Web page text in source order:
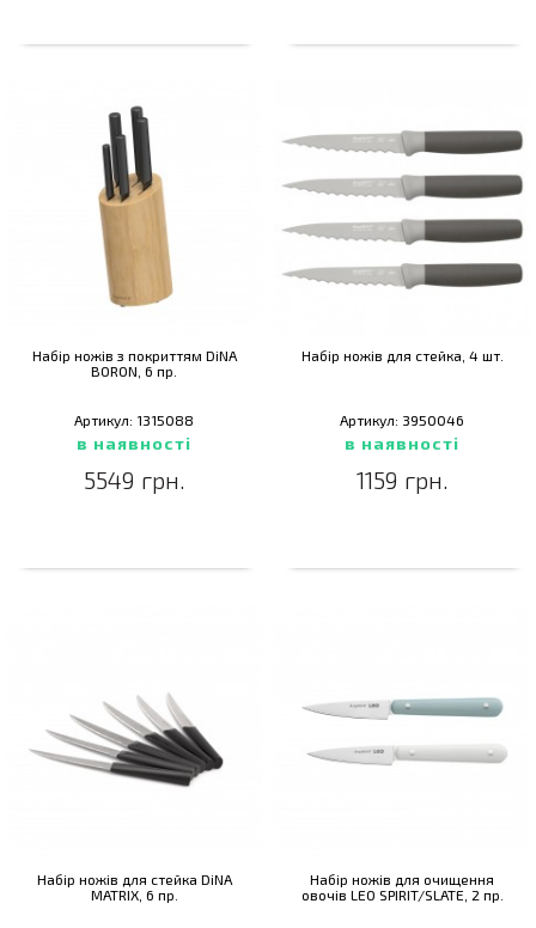
Набір ножів з покриттям DiNA
BORON, 6 пр.
Артикул: 1315088
в наявності
5549 грн.
Набір ножів для стейка, 4 шт.
Артикул: 3950046
в наявності
1159 грн.
Набір ножів для стейка DiNA
MATRIX, 6 пр.
Набір ножів для очищення
овочів LEO SPIRIT/SLATE, 2 пр.